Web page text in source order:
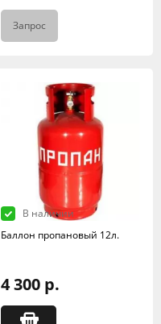
Запрос
В наличии
Баллон пропановый 12л.
4 300 р.